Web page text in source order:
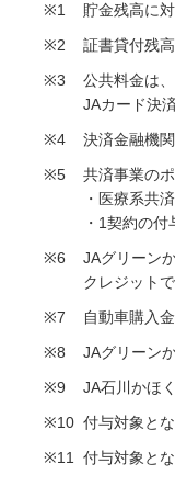
※1
貯金残高に
※2
証書貸付残
※3
公共料金は
JAカード決
※4
決済金融機
※5
共済事業の
・医療系共
・1契約の
※6
JAグリーン
クレジット
※7
自動車購入
※8
JAグリーン
※9
JA石川かほ
※10 付与対象と
※11
付与対象と